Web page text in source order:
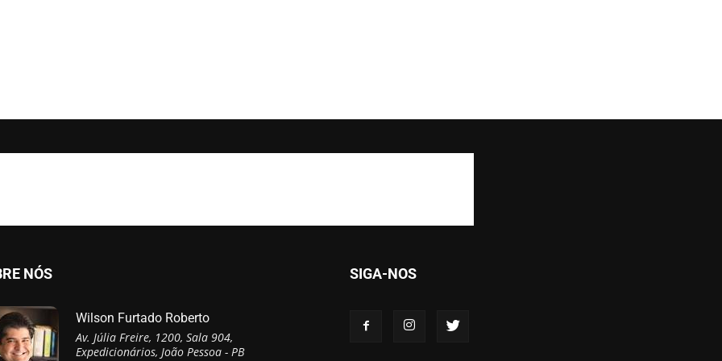
NÓS
Wilson Furtado Roberto
Av. Júlia Freire, 1200, Sala 904,
Expedicionários, João Pessoa - PB
SIGA-NOS